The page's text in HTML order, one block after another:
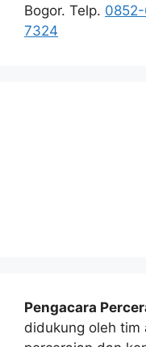
Bogor. Telp.
7324
Pengacara
didukung oleh tim